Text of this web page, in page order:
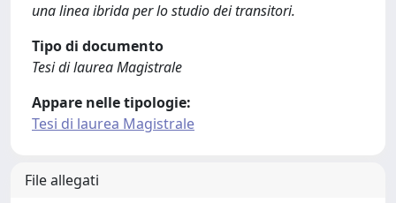
una linea ibrida per lo studio dei transitori.
Tipo di documento
Tesi di laurea Magistrale
Appare nelle tipologie:
Tesi di laurea Magistrale
File allegati